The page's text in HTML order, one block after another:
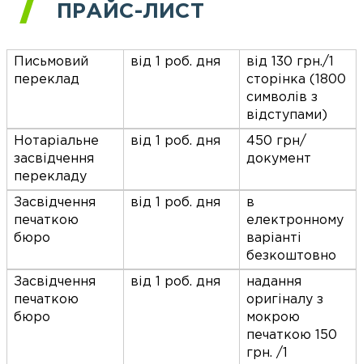
ПРАЙС-ЛИСТ
Письмовий
переклад
від 1 роб. дня
від 130 грн./1
сторінка (1800
символів з
відступами)
Нотаріальне
засвідчення
перекладу
від 1 роб. дня
450 грн/
документ
Засвідчення
печаткою
бюро
від 1 роб. дня
в
електронному
варіанті
безкоштовно
Засвідчення
печаткою
бюро
від 1 роб. дня
надання
оригіналу з
мокрою
печаткою 150
грн. /1